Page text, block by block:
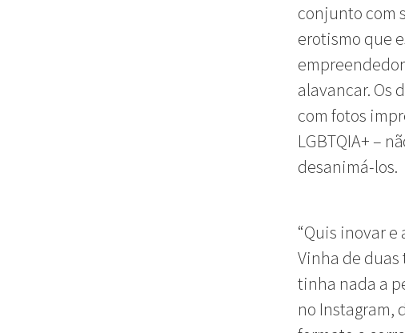
conjunto com
erotismo que
alavancar. Os
com fotos
LGBTQIA+ –
desanimá-los.
“Quis inovar
Vinha de
tinha nada a
no Instagram,